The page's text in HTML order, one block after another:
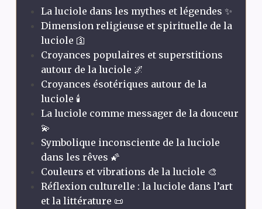
La luciole dans les mythes et légendes ✨
Dimension religieuse et spirituelle de la
luciole 🛐
Croyances populaires et superstitions
autour de la luciole 🌌
Croyances ésotériques autour de la
luciole 🕯️
La luciole comme messager de la douceur
💫
Symbolique inconsciente de la luciole
dans les rêves 🌠
Couleurs et vibrations de la luciole 🎨
Réflexion culturelle : la luciole dans l’art
et la littérature 📜